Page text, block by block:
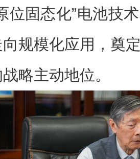
位固态化”电池技
规模化应用，奠
略主动地位。